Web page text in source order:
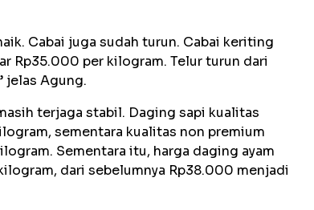
Cabai juga sudah turun. Cabai keriting
Rp35.000 per kilogram. Telur turun dari
jelas Agung.
terjaga stabil. Daging sapi kualitas
sementara kualitas non premium
Sementara itu, harga daging ayam
dari sebelumnya Rp38.000 menjadi